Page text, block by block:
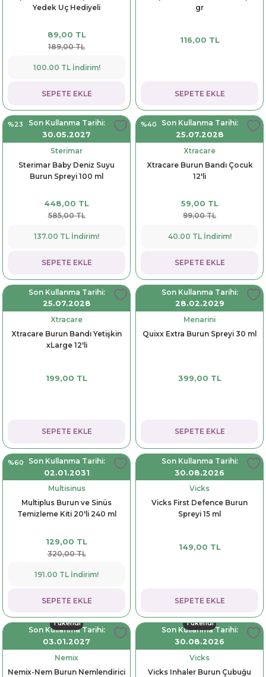
Propolis-Arı ve Ürünleri
Tatlandırıcılar
Bebek Malzemeleri
Yedek Uç Hediyeli
89,00 TL
189,00 TL
100.00 TL İndirim!
SEPETE EKLE
gr
116,00 TL
SEPETE EKLE
%23
Son Kullanma Tarihi:
30.05.2027
Sterimar
Sterimar Baby Deniz Suyu
Burun Spreyi 100 ml
448,00 TL
585,00 TL
137.00 TL İndirim!
SEPETE EKLE
%40
Son Kullanma Tarihi:
25.07.2028
Xtracare
Xtracare Burun Bandı Çocuk
12'li
59,00 TL
99,00 TL
40.00 TL İndirim!
SEPETE EKLE
Son Kullanma Tarihi:
25.07.2028
Xtracare
Xtracare Burun Bandı Yetişkin
xLarge 12'li
199,00 TL
SEPETE EKLE
Son Kullanma Tarihi:
28.02.2029
Menarini
Quixx Extra Burun Spreyi 30 ml
399,00 TL
SEPETE EKLE
%60
Son Kullanma Tarihi:
02.01.2031
Multisinus
Multiplus Burun ve Sinüs
Temizleme Kiti 20'li 240 ml
129,00 TL
320,00 TL
191.00 TL İndirim!
SEPETE EKLE
Son Kullanma Tarihi:
30.08.2026
Vicks
Vicks First Defence Burun
Spreyi 15 ml
149,00 TL
SEPETE EKLE
Tükendi
Son Kullanma Tarihi:
03.01.2027
Nemix
Nemix-Nem Burun Nemlendirici
Tükendi
Son Kullanma Tarihi:
30.08.2026
Vicks
Vicks Inhaler Burun Çubuğu